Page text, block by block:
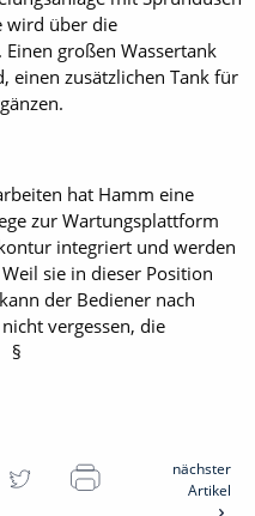
wird über die
großen Wassertank
einen zusätzlichen Tank für
hat Hamm eine
zur Wartungsplattform
integriert und werden
sie in dieser Position
der Bediener nach
vergessen, die
§
nächster
Artikel